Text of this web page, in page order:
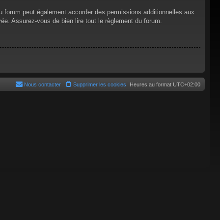
forum peut également accorder des permissions additionnelles aux
Assurez-vous de bien lire tout le règlement du forum.
Heures au format UTC+02:00
Supprimer les cookies
Nous contacter